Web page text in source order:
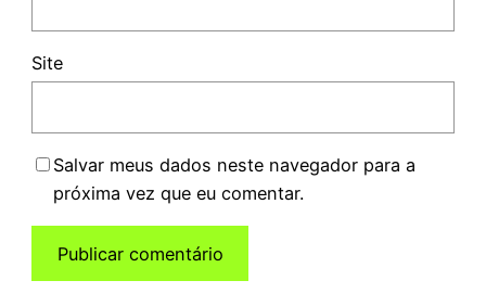
Site
Salvar meus dados neste navegador para a
próxima vez que eu comentar.